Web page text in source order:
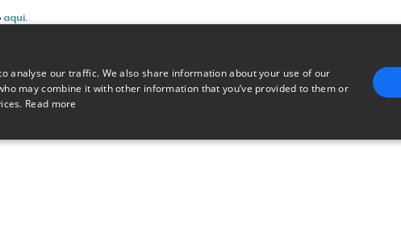
aqui.
analyse our traffic. We also share information about your use of our
may combine it with other information that you’ve provided to them or
Read more